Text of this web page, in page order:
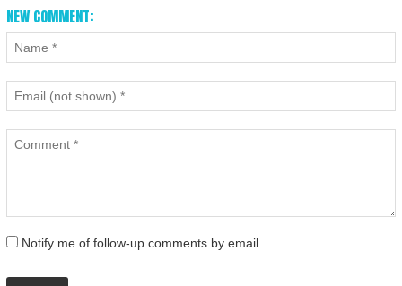
NEW COMMENT:
Notify me of follow-up comments by email